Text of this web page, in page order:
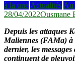
à la une Actualités Au
28/04/2022Ousmane
Depuis les attaques
Maliennes (FAMa) à
dernier, les
continuent de